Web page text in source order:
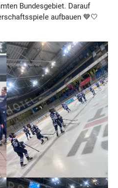
Bundesgebiet. Darauf
aufbauen 💙🤍